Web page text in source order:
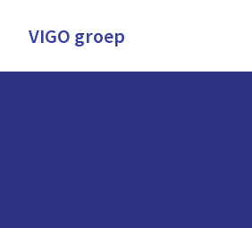
VIGO groep
Homepagina